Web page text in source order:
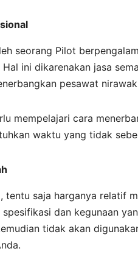
seorang Pilot
ini dikarenakan jasa
pesawat
mempelajari cara
waktu yang tidak
tentu saja harganya relatif
dan kegunaan
tidak akan